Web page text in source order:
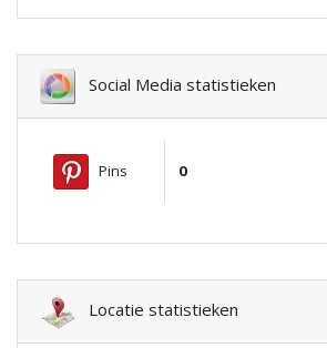
Social Media statistieken
Pins 0
Locatie statistieken